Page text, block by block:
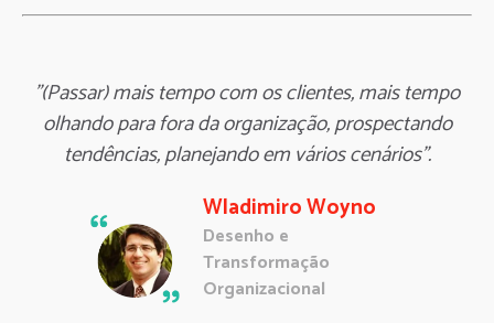
"(Passar) mais tempo com os clientes, mais tempo
olhando para fora da organização, prospectando
tendências, planejando em vários cenários".
Wladimiro Woyno
Desenho e
Transformação
Organizacional